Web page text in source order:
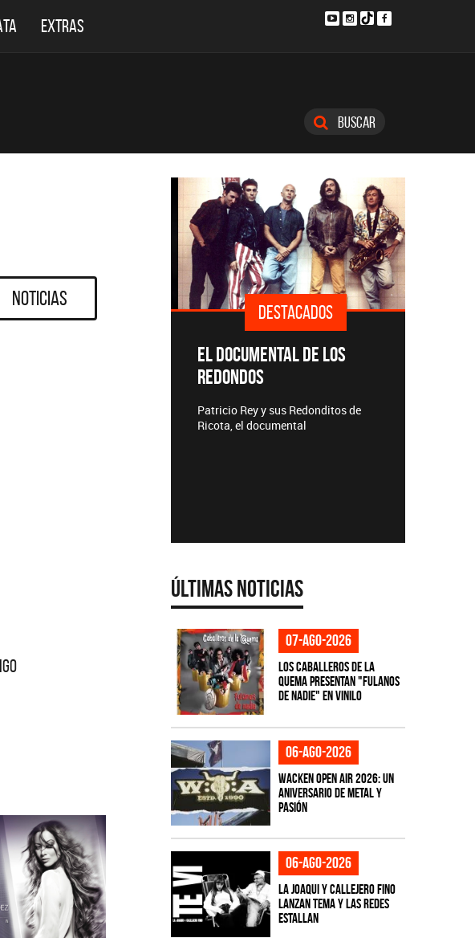
EXTRAS
Buscar
Noticias
DESTACADOS DESTACADOS
EL DOCUMENTAL DE LOS
REDONDOS
Patricio Rey y sus Redonditos de
Ricota, el documental
Últimas Noticias
07-ago-2026
Los Caballeros de la
Quema presentan "Fulanos
de Nadie" en vinilo
06-ago-2026
Wacken Open Air 2026: Un
aniversario de metal y
pasión
06-ago-2026
La Joaqui y Callejero Fino
lanzan tema y las redes
estallan